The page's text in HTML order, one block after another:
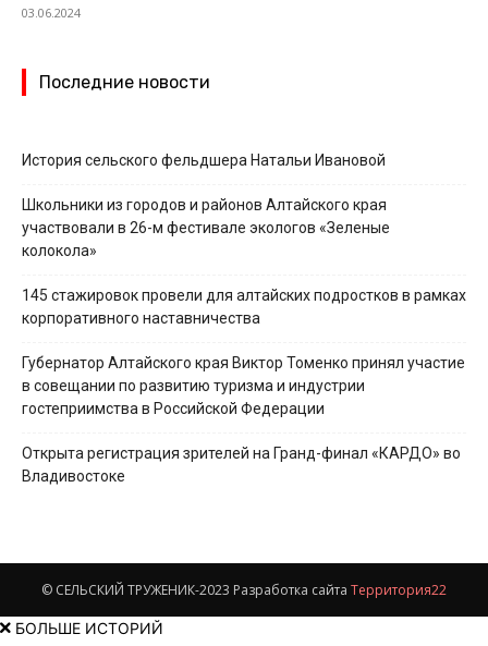
03.06.2024
Последние новости
История сельского фельдшера Натальи Ивановой
Школьники из городов и районов Алтайского края
участвовали в 26-м фестивале экологов «Зеленые
колокола»
145 стажировок провели для алтайских подростков в рамках
корпоративного наставничества
Губернатор Алтайского края Виктор Томенко принял участие
в совещании по развитию туризма и индустрии
гостеприимства в Российской Федерации
Открыта регистрация зрителей на Гранд-финал «КАРДО» во
Владивостоке
© СЕЛЬСКИЙ ТРУЖЕНИК-2023 Разработка сайта Территория22
БОЛЬШЕ ИСТОРИЙ